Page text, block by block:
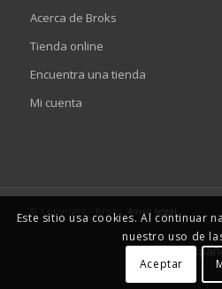
Acerca de Broks
Tienda online
Encuentra una tienda
Mi cuenta
© Copyright - Broks. Aviso legal
Este sitio usa cookies. Al continuar
nuestro uso de
Aceptar